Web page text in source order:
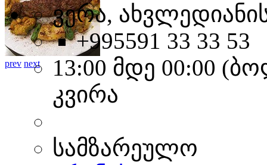
prev next
ვერა,
+995591 33 33 53
13:00 მდე 00:00
კვირა
სამზარეულო